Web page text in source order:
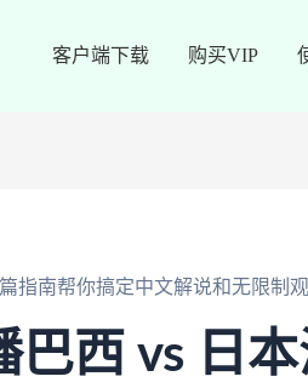
客户端下载 购买VIP
指南帮你搞定中文解说和无限制
西 vs 日